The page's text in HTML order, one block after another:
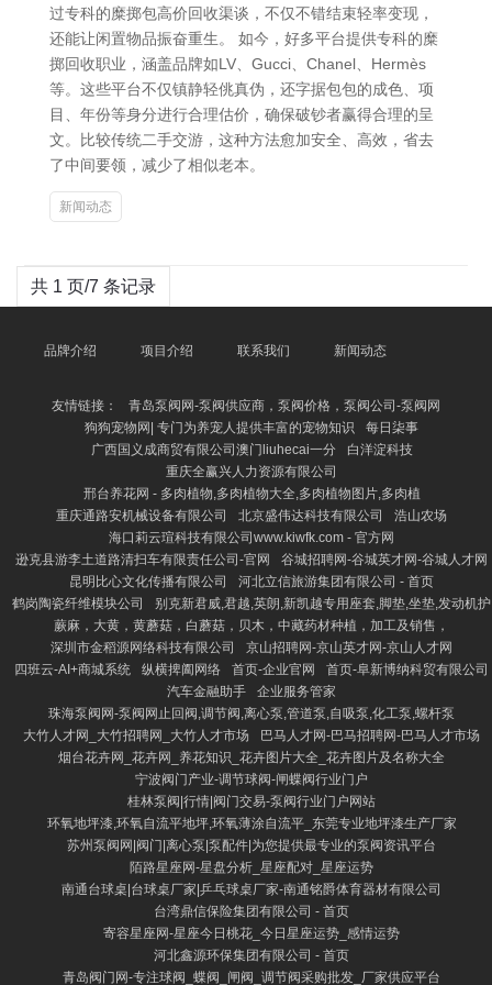
过专科的糜掷包高价回收渠谈，不仅不错结束轻率变现，
还能让闲置物品振奋重生。 如今，好多平台提供专科的糜
掷回收职业，涵盖品牌如LV、Gucci、Chanel、Hermès
等。这些平台不仅镇静轻佻真伪，还字据包包的成色、项
目、年份等身分进行合理估价，确保破钞者赢得合理的呈
文。比较传统二手交游，这种方法愈加安全、高效，省去
了中间要领，减少了相似老本。
新闻动态
共 1 页/7 条记录
品牌介绍 项目介绍 联系我们 新闻动态
友情链接：
青岛泵阀网-泵阀供应商，泵阀价格，泵阀公司-泵阀网
狗狗宠物网| 专门为养宠人提供丰富的宠物知识
每日柒事
广西国义成商贸有限公司澳门liuhecai一分
白洋淀科技
重庆全赢兴人力资源有限公司
邢台养花网 - 多肉植物,多肉植物大全,多肉植物图片,多肉植
重庆通路安机械设备有限公司
北京盛伟达科技有限公司
浩山农场
海口莉云瑄科技有限公司www.kiwfk.com - 官方网
逊克县游李土道路清扫车有限责任公司-官网
谷城招聘网-谷城英才网-谷城人才网
昆明比心文化传播有限公司
河北立信旅游集团有限公司 - 首页
鹤岗陶瓷纤维模块公司
别克新君威,君越,英朗,新凯越专用座套,脚垫,坐垫,发动机护
蕨麻，大黄，黄蘑菇，白蘑菇，贝木，中藏药材种植，加工及销售，
深圳市金稻源网络科技有限公司
京山招聘网-京山英才网-京山人才网
四班云-AI+商城系统
纵横捭阖网络 首页-企业官网
首页-阜新博纳科贸有限公司
汽车金融助手
企业服务管家
珠海泵阀网-泵阀网止回阀,调节阀,离心泵,管道泵,自吸泵,化工泵,螺杆泵
大竹人才网_大竹招聘网_大竹人才市场
巴马人才网-巴马招聘网-巴马人才市场
烟台花卉网_花卉网_养花知识_花卉图片大全_花卉图片及名称大全
宁波阀门产业-调节球阀-闸蝶阀行业门户
桂林泵阀|行情|阀门交易-泵阀行业门户网站
环氧地坪漆,环氧自流平地坪,环氧薄涂自流平_东莞专业地坪漆生产厂家
苏州泵阀网|阀门|离心泵|泵配件|为您提供最专业的泵阀资讯平台
陌路星座网-星盘分析_星座配对_星座运势
南通台球桌|台球桌厂家|乒乓球桌厂家-南通铭爵体育器材有限公司
台湾鼎信保险集团有限公司 - 首页
寄容星座网-星座今日桃花_今日星座运势_感情运势
河北鑫源环保集团有限公司 - 首页
青岛阀门网-专注球阀_蝶阀_闸阀_调节阀采购批发_厂家供应平台